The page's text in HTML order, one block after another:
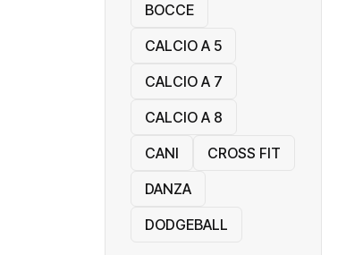
BOCCE
CALCIO A 5
CALCIO A 7
CALCIO A 8
CANI
CROSS FIT
DANZA
DODGEBALL